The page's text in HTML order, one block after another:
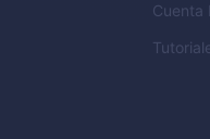
Cuenta